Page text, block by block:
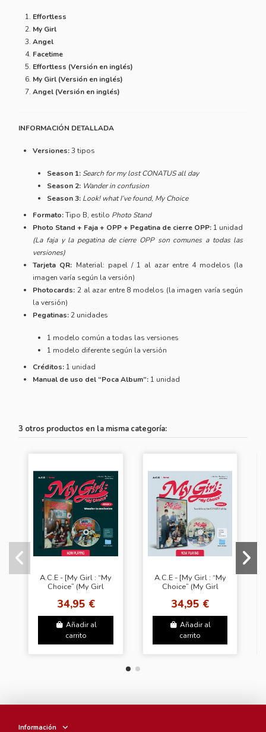
Effortless
My Girl
Angel
Facetime
Effortless (Versión en inglés)
My Girl (Versión en inglés)
Angel (Versión en inglés)
INFORMACIÓN DETALLADA
Versiones:3 tipos
Season 1: Search for my lost CONATUS all day
Season 2: Wander in confusion
Season 3: Look! what I’ve found, My Choice
Formato:Tipo B, estilo Photo Stand
Photo Stand + Faja + OPP + Pegatina de cierre OPP: 1 unidad
(La faja y la pegatina de cierre OPP son comunes a todas las
versiones)
Tarjeta QR: Material: papel / 1 al azar entre 4 modelos (la
imagen varía según la versión)
Photocards: 2 al azar entre 8 modelos (la imagen varía según
la versión)
Pegatinas:2 unidades
1 modelo común a todas las versiones
1 modelo diferente según la versión
Créditos: 1 unidad
Manual de uso del “Poca Album”: 1 unidad
3 otros productos en la misma categoría:
A.C.E - [My Girl : “My
Choice” (My Girl
confusion)]
34,95 €
Añadir al
carrito
A.C.E - [My Girl : “My
Choice” (My Girl
my lost CONATUS all
34,95 €
Añadir al
carrito
Información